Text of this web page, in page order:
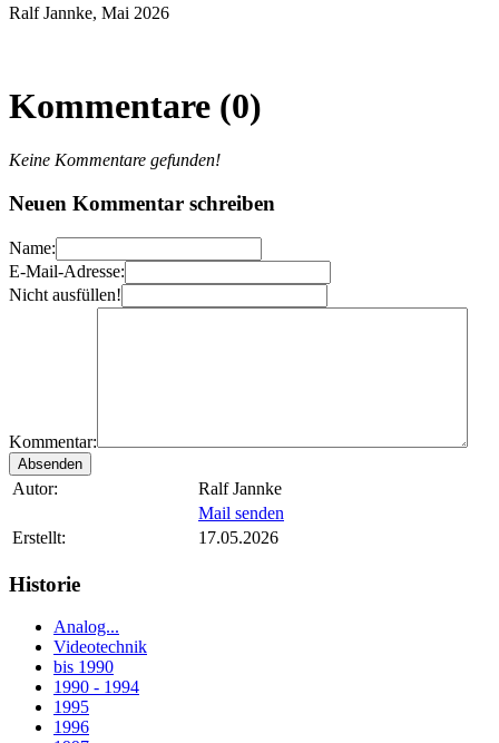
Ralf Jannke, Mai 2026
Kommentare (0)
Keine Kommentare gefunden!
Neuen Kommentar schreiben
Name:
E-Mail-Adresse:
Nicht ausfüllen!
Kommentar:
Autor:
Ralf Jannke
Mail senden
Erstellt:
17.05.2026
Historie
Analog...
Videotechnik
bis 1990
1990 - 1994
1995
1996